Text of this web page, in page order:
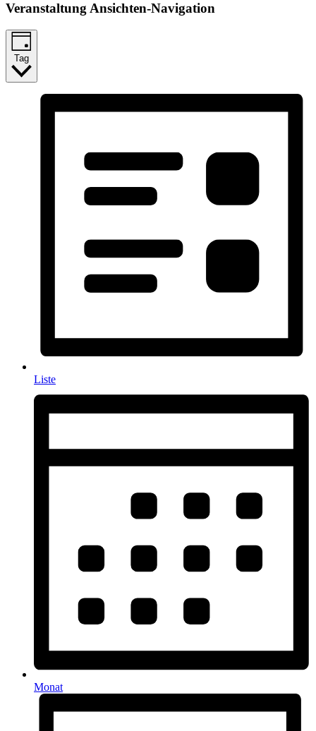
Veranstaltung Ansichten-Navigation
Tag
Liste
Monat